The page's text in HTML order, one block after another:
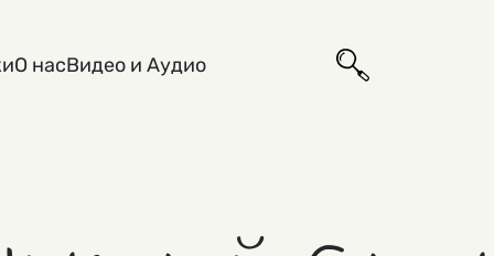
О насВидео и Аудио